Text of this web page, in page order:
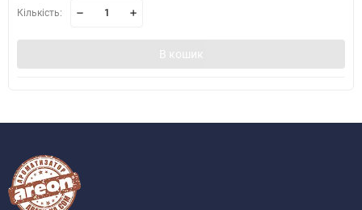
Кількість:
В кошик